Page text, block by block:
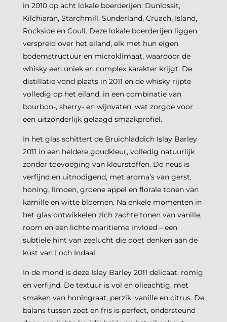
in 2010 op acht lokale boerderijen: Dunlossit,
Kilchiaran, Starchmill, Sunderland, Cruach, Island,
Rockside en Coull. Deze lokale boerderijen liggen
verspreid over het eiland, elk met hun eigen
bodemstructuur en microklimaat, waardoor de
whisky een uniek en complex karakter krijgt. De
distillatie vond plaats in 2011 en de whisky rijpte
volledig op het eiland, in een combinatie van
bourbon-, sherry- en wijnvaten, wat zorgde voor
een uitzonderlijk gelaagd smaakprofiel.
In het glas schittert de Bruichladdich Islay Barley
2011 in een heldere goudkleur, volledig natuurlijk
zonder toevoeging van kleurstoffen. De neus is
verfijnd en uitnodigend, met aroma’s van gerst,
honing, limoen, groene appel en florale tonen van
kamille en witte bloemen. Na enkele momenten in
het glas ontwikkelen zich zachte tonen van vanille,
room en een lichte maritieme invloed – een
subtiele hint van zeelucht die doet denken aan de
kust van Loch Indaal.
In de mond is deze Islay Barley 2011 delicaat, romig
en verfijnd. De textuur is vol en olieachtig, met
smaken van honingraat, perzik, vanille en citrus. De
balans tussen zoet en fris is perfect, ondersteund